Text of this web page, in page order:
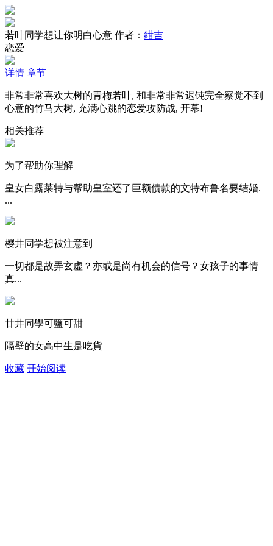
若叶同学想让你明白心意 作者： 紺吉
恋爱
详情 章节
非常非常喜欢大树的青梅若叶, 和非常非常迟钝完全察觉不到
心意的竹马大树, 充满心跳的恋爱攻防战, 开幕!
相关推荐
为了帮助你理解
皇女白露莱特与帮助皇室还了巨额债款的文特布鲁名要结婚.
...
樱井同学想被注意到
一切都是故弄玄虚？亦或是尚有机会的信号？女孩子的事情
真...
甘井同學可鹽可甜
隔壁的女高中生是吃貨
收藏 开始阅读